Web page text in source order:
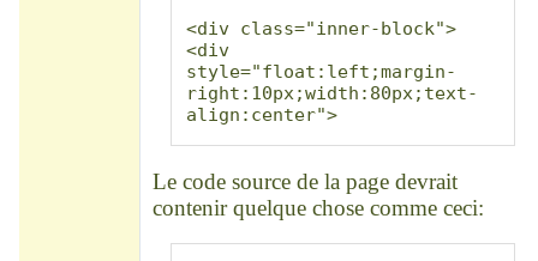
<div class="inner-block">
<div
style="float:left;margin-
right:10px;width:80px;text-
align:center">
Le code source de la page devrait
contenir quelque chose comme ceci: